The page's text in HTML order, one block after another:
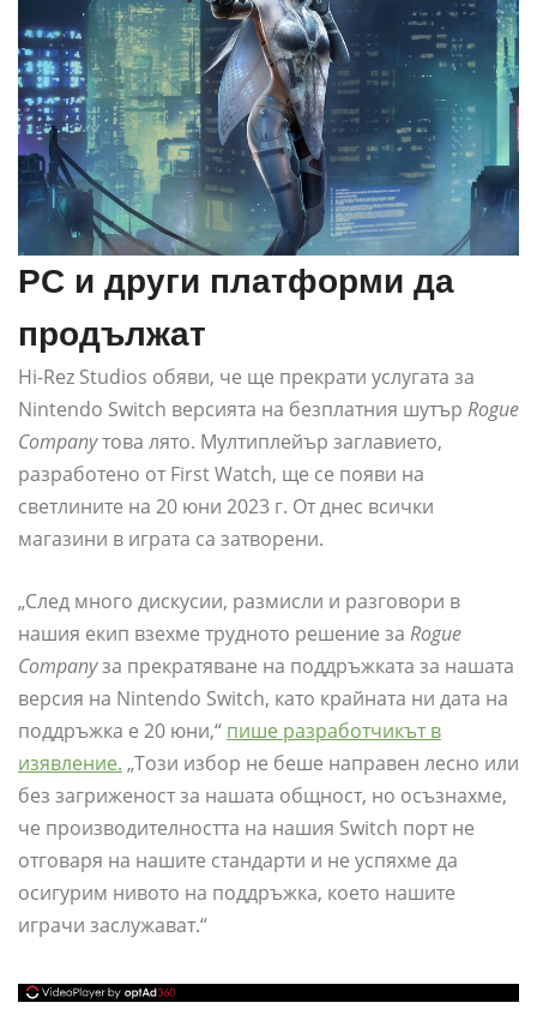
PC и други платформи да
продължат
Hi-Rez Studios обяви, че ще прекрати услугата за
Nintendo Switch версията на безплатния шутър Rogue
Companyтова лято. Мултиплейър заглавието,
разработено от First Watch, ще се появи на
светлините на 20 юни 2023 г. От днес всички
магазини в играта са затворени.
„След много дискусии, размисли и разговори в
нашия екип взехме трудното решение за Rogue
Companyза прекратяване на поддръжката за нашата
версия на Nintendo Switch, като крайната ни дата на
поддръжка е 20 юни,“ пише разработчикът в
изявление. „Този ​​избор не беше направен лесно или
без загриженост за нашата общност, но осъзнахме,
че производителността на нашия Switch порт не
отговаря на нашите стандарти и не успяхме да
осигурим нивото на поддръжка, което нашите
играчи заслужават.“